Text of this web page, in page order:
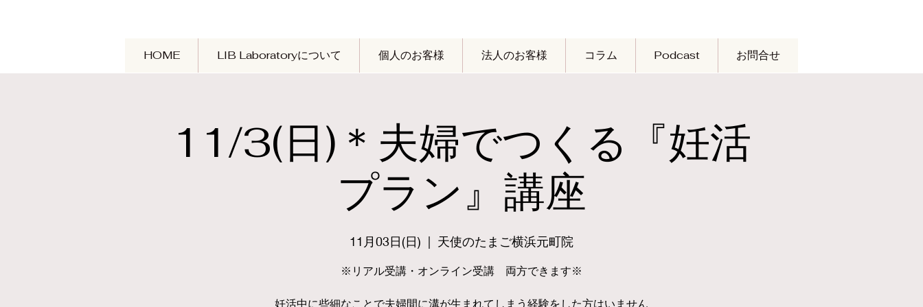
HOME LIB Laboratoryについて 個人のお客様 法人のお客様 コラム Podcast お問合せ
11/3(日)＊夫婦でつくる『妊活
プラン』講座
11月03日(日)
  |
天使のたまご横浜元町院
※リアル受講・オンライン受講 両方できます※
妊活中に些細なことで夫婦間に溝が生まれてしまう経験をした方はいません